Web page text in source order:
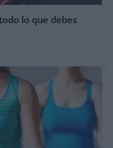
lo que debes